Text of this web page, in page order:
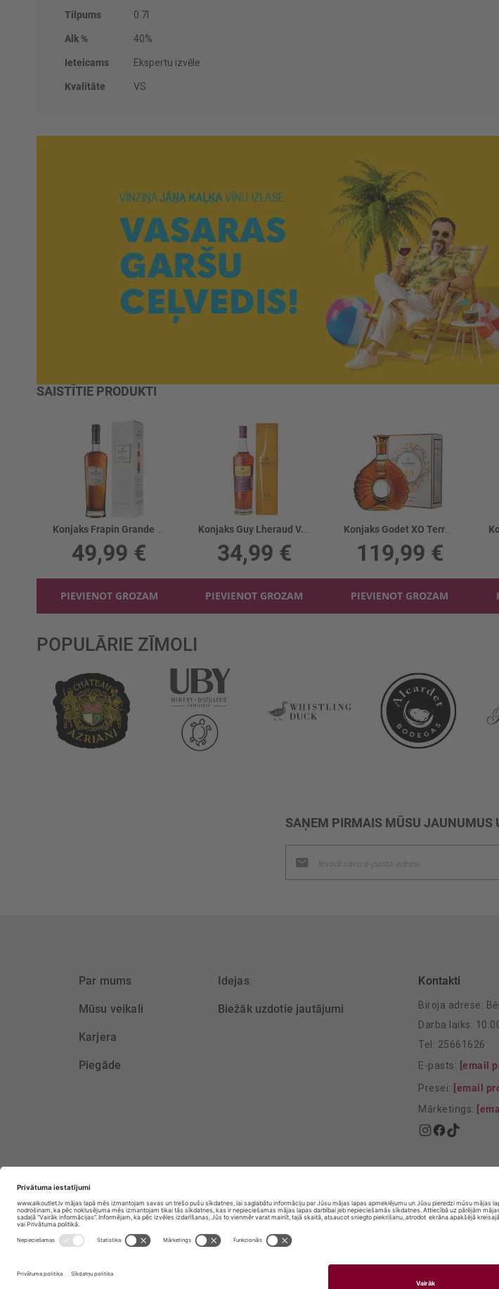
Tilpums 0.7l
Alk % 40%
Ieteicams Ekspertu izvēle
Kvalitāte VS
SAISTĪTIE PRODUKTI
Konjaks Frapin Grande Champagne 1270 40%
49,99 €
PIEVIENOT GROZAM
Konjaks Guy Lheraud V.S.Fine Petite Champ 40%
34,99 €
PIEVIENOT GROZAM
Konjaks Godet XO Terre 40%
119,99 €
PIEVIENOT GROZAM
POPULĀRIE ZĪMOLI
SAŅEM PIRMAIS MŪSU JAUNUMUS
jaunumu
saņemšanai:
Par mums
Mūsu veikali
Karjera
Piegāde
Idejas
Biežāk uzdotie jautājumi
Kontakti
Biroja adrese:
Darba laiks:
Tel: 25661626
E-pasts: [email
Presei: [email
Mārketings: